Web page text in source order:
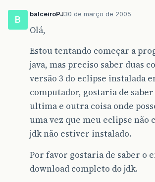
B
balceiroPJ30 de março de 2005
Olá,
Estou tentando começar a
java, mas preciso saber duas
versão 3 do eclipse instalada
computador, gostaria de saber
ultima e outra coisa onde
uma vez que meu eclipse não
jdk não estiver instalado.
Por favor gostaria de saber o
download completo do jdk.